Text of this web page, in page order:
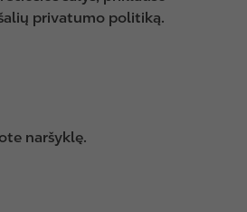
privatumo politiką.
naršyklę.